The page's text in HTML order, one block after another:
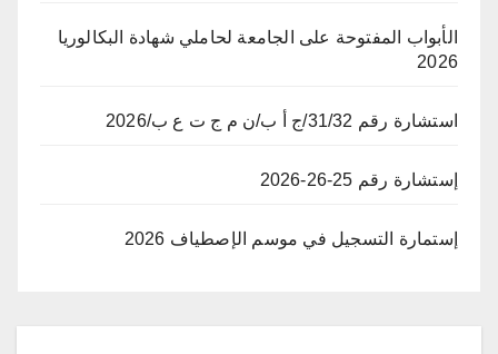
الأبواب المفتوحة على الجامعة لحاملي شهادة البكالوريا
2026
استشارة رقم 31/32/ج أ ب/ن م ج ت ع ب/2026
إستشارة رقم 25-26-2026
إستمارة التسجيل في موسم الإصطياف 2026